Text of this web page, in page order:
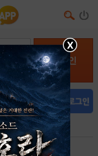
로그인
회원가입
X